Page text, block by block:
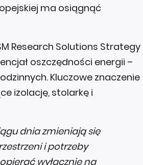
ma osiągnąć
Research Solutions Strategy
oszczędności energii –
Kluczowe znaczenie
izolację, stolarkę i
dnia zmieniają się
i potrzeby
wyłącznie na